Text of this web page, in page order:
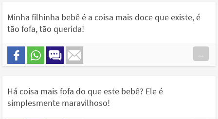
Minha filhinha bebê é a coisa mais doce que existe, é
tão fofa, tão querida!
...
Há coisa mais fofa do que este bebê? Ele é
simplesmente maravilhoso!